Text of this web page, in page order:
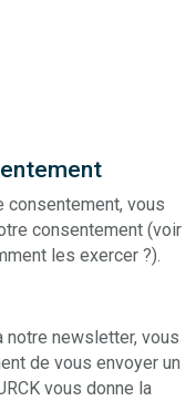
consentement, vous
consentement (voir
les exercer ?).
notre newsletter, vous
de vous envoyer un
vous donne la